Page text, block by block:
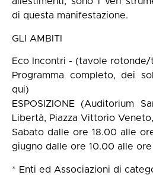
di questa manifestazione.
GLI AMBITI
Eco Incontri - (tavole rotonde/
Programma completo, dei
qui)
ESPOSIZIONE (Auditorium
Libertà, Piazza Vittorio
Sabato dalle ore 18.00 alle
giugno dalle ore 10.00 alle ore
* Enti ed Associazioni di